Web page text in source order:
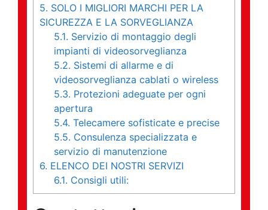
5. SOLO I MIGLIORI MARCHI PER LA
SICUREZZA E LA SORVEGLIANZA
5.1. Servizio di montaggio degli
impianti di videosorveglianza
5.2. Sistemi di allarme e di
videosorveglianza cablati o wireless
5.3. Protezioni adeguate per ogni
apertura
5.4. Telecamere sofisticate e precise
5.5. Consulenza specializzata e
servizio di manutenzione
6. ELENCO DEI NOSTRI SERVIZI
6.1. Consigli utili: